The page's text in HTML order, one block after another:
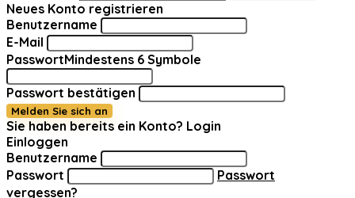
Neues Konto registrieren
Benutzername
E-Mail
PasswortMindestens 6 Symbole
Passwort bestätigen
Melden Sie sich an
Sie haben bereits ein Konto? Login
Einloggen
Benutzername
Passwort
Passwort
vergessen?